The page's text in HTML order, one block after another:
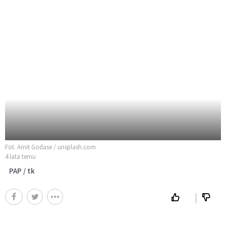
Fot. Amit Godase / unsplash.com
4 lata temu
PAP / tk